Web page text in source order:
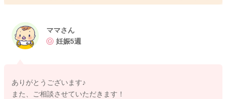
ていることがあるかもしれませんね。
まだ今後どうなるのかはわからないのですが、引き続き足元や
お腹周りを冷やさないようにしていただきつつ、様子を見てみ
も続けてみてくださいね。
ママさん
妊娠5週
ありがとうございます♪
また、ご相談させていただきます！